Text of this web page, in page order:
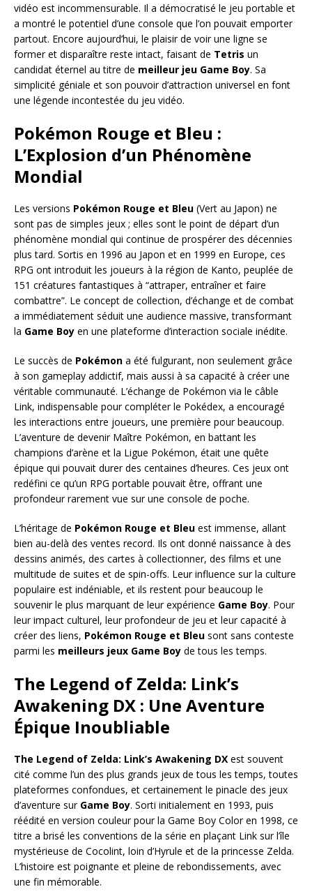
vidéo est incommensurable. Il a démocratisé le jeu portable et
a montré le potentiel d’une console que l’on pouvait emporter
partout. Encore aujourd’hui, le plaisir de voir une ligne se
former et disparaître reste intact, faisant de Tetris un
candidat éternel au titre de meilleur jeu Game Boy. Sa
simplicité géniale et son pouvoir d’attraction universel en font
une légende incontestée du jeu vidéo.
Pokémon Rouge et Bleu :
L’Explosion d’un Phénomène
Mondial
Les versions Pokémon Rouge et Bleu (Vert au Japon) ne
sont pas de simples jeux ; elles sont le point de départ d’un
phénomène mondial qui continue de prospérer des décennies
plus tard. Sortis en 1996 au Japon et en 1999 en Europe, ces
RPG ont introduit les joueurs à la région de Kanto, peuplée de
151 créatures fantastiques à “attraper, entraîner et faire
combattre”. Le concept de collection, d’échange et de combat
a immédiatement séduit une audience massive, transformant
la Game Boy en une plateforme d’interaction sociale inédite.
Le succès de Pokémon a été fulgurant, non seulement grâce
à son gameplay addictif, mais aussi à sa capacité à créer une
véritable communauté. L’échange de Pokémon via le câble
Link, indispensable pour compléter le Pokédex, a encouragé
les interactions entre joueurs, une première pour beaucoup.
L’aventure de devenir Maître Pokémon, en battant les
champions d’arène et la Ligue Pokémon, était une quête
épique qui pouvait durer des centaines d’heures. Ces jeux ont
redéfini ce qu’un RPG portable pouvait être, offrant une
profondeur rarement vue sur une console de poche.
L’héritage de Pokémon Rouge et Bleu est immense, allant
bien au-delà des ventes record. Ils ont donné naissance à des
dessins animés, des cartes à collectionner, des films et une
multitude de suites et de spin-offs. Leur influence sur la culture
populaire est indéniable, et ils restent pour beaucoup le
souvenir le plus marquant de leur expérience Game Boy. Pour
leur impact culturel, leur profondeur de jeu et leur capacité à
créer des liens, Pokémon Rouge et Bleu sont sans conteste
parmi les meilleurs jeux Game Boy de tous les temps.
The Legend of Zelda: Link’s
Awakening DX : Une Aventure
Épique Inoubliable
The Legend of Zelda: Link’s Awakening DX est souvent
cité comme l’un des plus grands jeux de tous les temps, toutes
plateformes confondues, et certainement le pinacle des jeux
d’aventure sur Game Boy. Sorti initialement en 1993, puis
réédité en version couleur pour la Game Boy Color en 1998, ce
titre a brisé les conventions de la série en plaçant Link sur l’île
mystérieuse de Cocolint, loin d’Hyrule et de la princesse Zelda.
L’histoire est poignante et pleine de rebondissements, avec
une fin mémorable.